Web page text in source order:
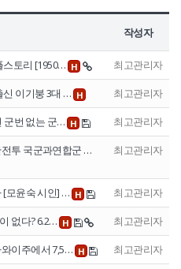
작성자
스토리 [1950… H
최고관리자
신 이기붕 3대 … H
최고관리자
군번 없는 군… H
최고관리자
투 국군과연합군 …
최고관리자
[모윤숙 시인] … H
최고관리자
없다? 6.2… H
최고관리자
이주에서 7,5… H
최고관리자